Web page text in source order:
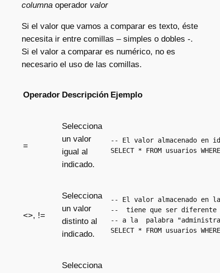
columnaoperador valor
Si el valor que vamos a comparar es texto, éste
necesita ir entre comillas – simples o dobles -.
Si el valor a comparar es numérico, no es
necesario el uso de las comillas.
Operador Descripción Ejemplo
=
Selecciona
un valor
igual al
indicado.
-- El valor almacenado en
SELECT * FROM usuarios
<>, !=
Selecciona
un valor
distinto al
indicado.
-- El valor almacenado en
--  tiene que ser diferente
-- a la  palabra
SELECT * FROM usuarios
Selecciona